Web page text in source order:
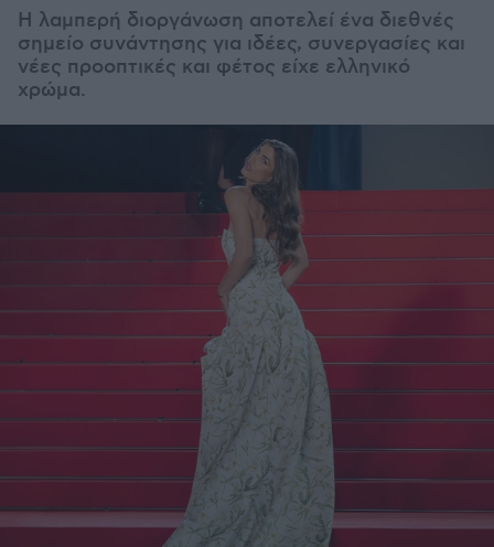
Η λαμπερή διοργάνωση αποτελεί ένα διεθνές
σημείο συνάντησης για ιδέες, συνεργασίες και
νέες προοπτικές και φέτος είχε ελληνικό
χρώμα.